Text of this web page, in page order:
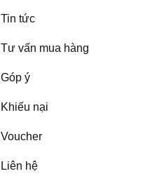
Tin tức
Tư vấn mua hàng
Góp ý
Khiếu nại
Voucher
Liên hệ